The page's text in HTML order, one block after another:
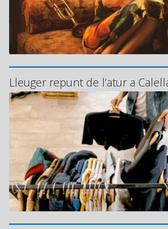
Lleuger repunt de l’atur a